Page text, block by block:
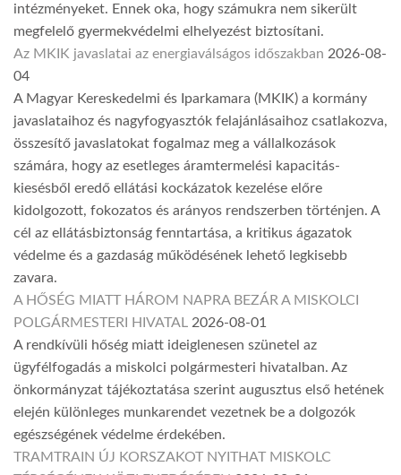
intézményeket. Ennek oka, hogy számukra nem sikerült
megfelelő gyermekvédelmi elhelyezést biztosítani.
Az MKIK javaslatai az energiaválságos időszakban 2026-08-
04
A Magyar Kereskedelmi és Iparkamara (MKIK) a kormány
javaslataihoz és nagyfogyasztók felajánlásaihoz csatlakozva,
összesítő javaslatokat fogalmaz meg a vállalkozások
számára, hogy az esetleges áramtermelési kapacitás-
kiesésből eredő ellátási kockázatok kezelése előre
kidolgozott, fokozatos és arányos rendszerben történjen. A
cél az ellátásbiztonság fenntartása, a kritikus ágazatok
védelme és a gazdaság működésének lehető legkisebb
zavara.
A HŐSÉG MIATT HÁROM NAPRA BEZÁR A MISKOLCI
POLGÁRMESTERI HIVATAL 2026-08-01
A rendkívüli hőség miatt ideiglenesen szünetel az
ügyfélfogadás a miskolci polgármesteri hivatalban. Az
önkormányzat tájékoztatása szerint augusztus első hetének
elején különleges munkarendet vezetnek be a dolgozók
egészségének védelme érdekében.
TRAMTRAIN ÚJ KORSZAKOT NYITHAT MISKOLC